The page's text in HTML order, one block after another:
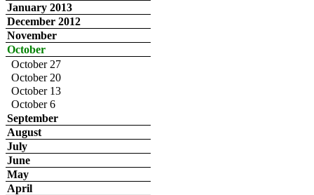
January 2013
December 2012
November
October
October 27
October 20
October 13
October 6
September
August
July
June
May
April